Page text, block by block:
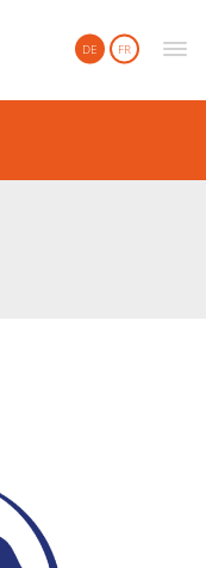
DE FR